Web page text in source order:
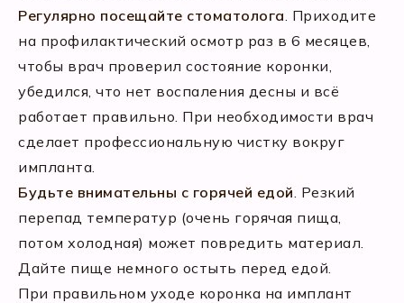
Регулярно посещайте стоматолога. Приходите
на профилактический осмотр раз в 6 месяцев,
чтобы врач проверил состояние коронки,
убедился, что нет воспаления десны и всё
работает правильно. При необходимости врач
сделает профессиональную чистку вокруг
импланта.
Будьте внимательны с горячей едой. Резкий
перепад температур (очень горячая пища,
потом холодная) может повредить материал.
Дайте пище немного остыть перед едой.
При правильном уходе коронка на имплант